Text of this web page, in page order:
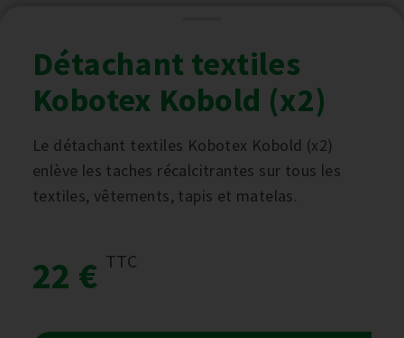
Détachant textiles
Kobotex Kobold (x2)
Le détachant textiles Kobotex Kobold (x2)
enlève les taches récalcitrantes sur tous les
textiles, vêtements, tapis et matelas.
22 € TTC